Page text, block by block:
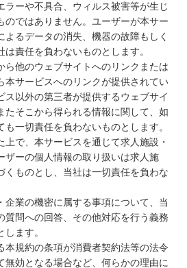
ラーや不具合、ウィルス被害等が生じ
のではありません。ユーザーが本サー
よるデータの消失、機器の故障もしく
責任を負わないものとします。
ら他のウェブサイトへのリンクまたは
本サービスへのリンクが提供されてい
ス以外の第三者が提供するウェブサイ
たそこから得られる情報に関して、如
一切責任を負わないものとします。
上で、本サービスを通じて求人施設・
ザーの個人情報の取り扱いは求人施
くものとし、当社は一切責任を負わな
企業の機密に属する事項について、当
質問への回答、その他対応を行う義務
ます。
本規約の条項が消費者契約法等の法令
無効となる場合など、何らかの理由に